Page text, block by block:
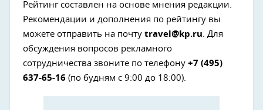
Рейтинг составлен на основе мнения редакции.
Рекомендации и дополнения по рейтингу вы
можете отправить на почту travel@kp.ru. Для
обсуждения вопросов рекламного
сотрудничества звоните по телефону +7 (495)
637-65-16 (по будням с 9:00 до 18:00).